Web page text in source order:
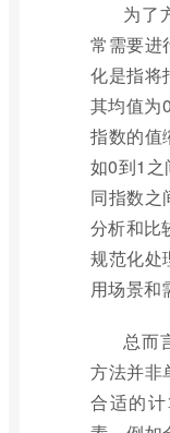
为了
常需要进
化是指将
其均值为
指数的值
如0到1之
同指数之
分析和比
规范化处
用场景和
总而
方法并非
合适的